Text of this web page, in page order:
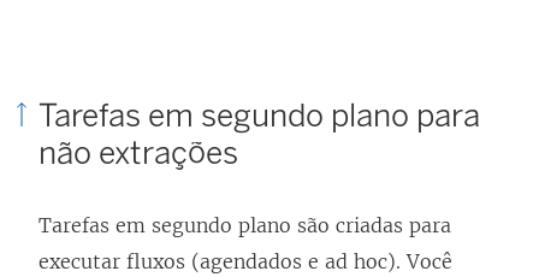
n
b
r
Tarefas em segundo plano para
não extrações
Tarefas em segundo plano são criadas para
executar fluxos (agendados e ad hoc). Você